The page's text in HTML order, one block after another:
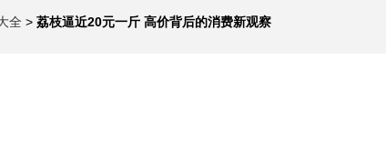
全 > 荔枝逼近20元一斤 高价背后的消费新观察